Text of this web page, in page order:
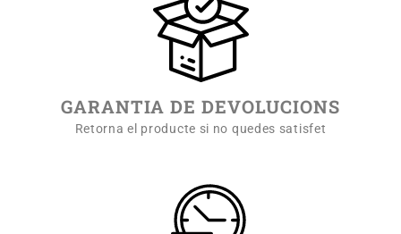
GARANTIA DE DEVOLUCIONS
Retorna el producte si no quedes satisfet